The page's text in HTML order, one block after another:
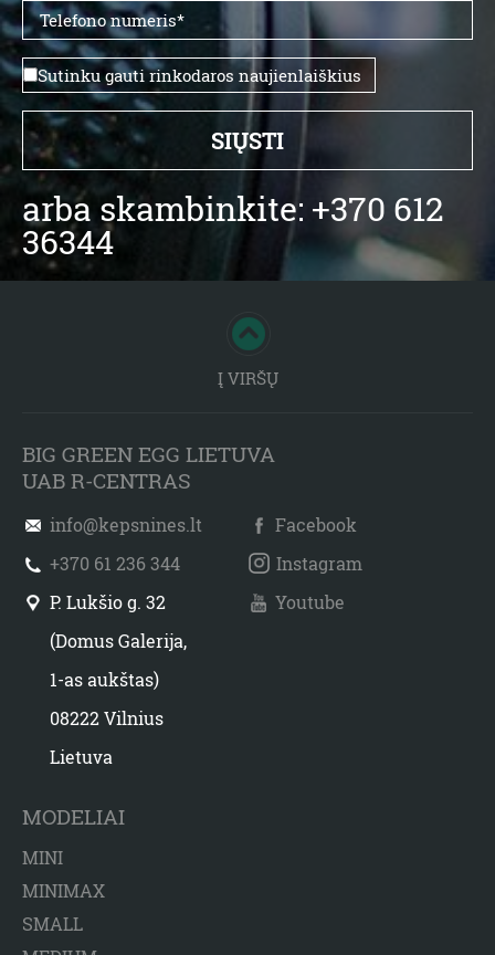
Sutinku gauti rinkodaros naujienlaiškius
arba skambinkite: +370 612
36344
Į VIRŠŲ
BIG GREEN EGG LIETUVA
UAB R-CENTRAS
info@kepsnines.lt
+370 61 236 344
P. Lukšio g. 32
(Domus Galerija,
1-as aukštas)
08222 Vilnius
Lietuva
Facebook
Instagram
Youtube
MODELIAI
MINI
MINIMAX
SMALL